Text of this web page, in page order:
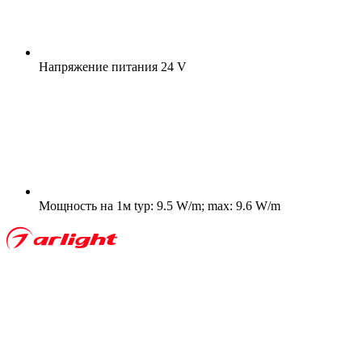
Напряжение питания 24 V
Мощность на 1м typ: 9.5 W/m; max: 9.6 W/m